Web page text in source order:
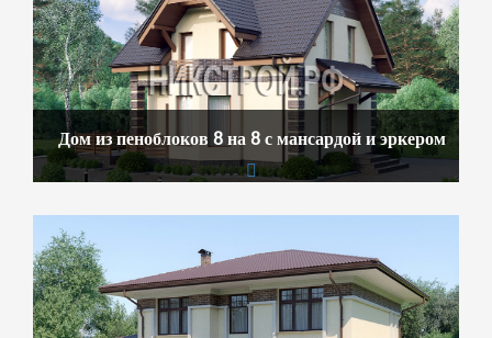
Дом из пеноблоков 8 на 8 с мансардой и эркером